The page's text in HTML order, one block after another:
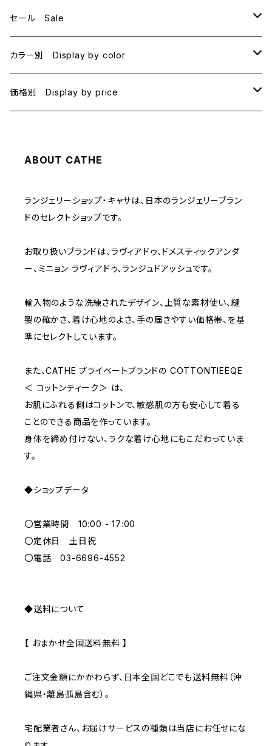
セール Sale
B70
B75
C70
C75
E70
カラー別 Display by color
BLACK
BEIGE
NAVY
YELLOW
PURPLE
BLUE
ORANGE
GRAY
価格別 Display by price
1000~
2000~
5000~
ABOUT CATHE
ランジェリーショップ・キャサは、日本のランジェリーブラン
ドのセレクトショップです。
お取り扱いブランドは、ラヴィアドゥ、ドメスティックアンダ
ー、ミニョン ラヴィアドゥ、ランジュドアッシュです。
輸入物のような洗練されたデザイン、上質な素材使い、縫
製の確かさ、着け心地のよさ、手の届きやすい価格帯、を基
準にセレクトしています。
また、CATHE プライベートブランドの COTTONTIEEQE
＜ コットンティーク＞ は、
お肌にふれる側はコットンで、敏感肌の方も安心して着る
ことのできる商品を作っています。
身体を締め付けない、ラクな着け心地にもこだわっていま
す。
◆ショップデータ
〇営業時間 10:00 - 17:00
〇定休日 土日祝
〇電話 03-6696-4552
◆送料について
【 おまかせ全国送料無料 】
ご注文金額にかかわらず、日本全国どこでも送料無料（沖
縄県・離島孤島含む）。
宅配業者さん、お届けサービスの種類は当店にお任せにな